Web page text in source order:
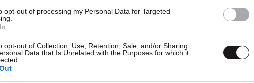
opt-out of processing my Personal Data for Targeted
opt-out of Collection, Use, Retention, Sale, and/or Sharing
Data that Is Unrelated with the Purposes for which it
έγιναν αισθητές και σε άλλες περιοχές
σε αρκετούς οικισμούς λόγω
προκάλεσε βλάβες σε σταθμό του ΔΕΔΔΗΕ.